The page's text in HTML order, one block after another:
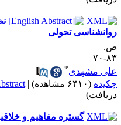
تحولی
۷۰
مشهدی
(۶۴۱۰ مشاهده) |
Abstract |
گستره مفاهیم و